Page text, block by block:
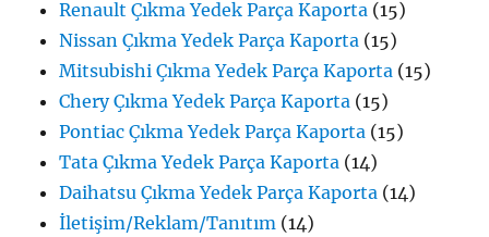
Renault Çıkma Yedek Parça Kaporta (15)
Nissan Çıkma Yedek Parça Kaporta (15)
Mitsubishi Çıkma Yedek Parça Kaporta (15)
Chery Çıkma Yedek Parça Kaporta (15)
Pontiac Çıkma Yedek Parça Kaporta (15)
Tata Çıkma Yedek Parça Kaporta (14)
Daihatsu Çıkma Yedek Parça Kaporta (14)
İletişim/Reklam/Tanıtım (14)